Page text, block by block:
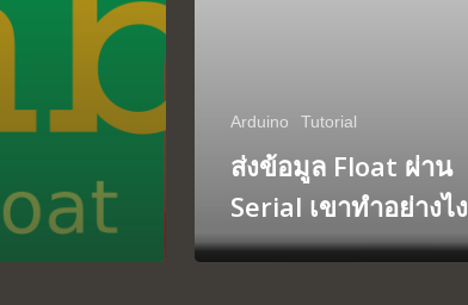
Arduino Tutorial
ส่งข้อมูล Float ผ่าน
Serial เขาทำอย่างไง